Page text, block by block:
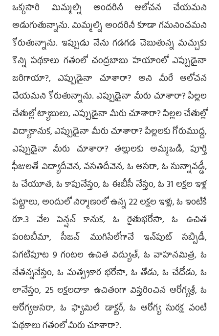
ఒక్కసారి మిమ్మల్ని అందరినీ ఆలోచన చేయమని
అడుగుతున్నాను. మిమ్మల్ని అందరినీ కూడా గమనించమని
కోరుతున్నాను. ఇప్పుడు నేను గడగడ చెబుతున్న మచ్చుకు
కొన్ని పథకాలు గతంలో చంద్రబాబు హయాంలో ఎప్పుడైనా
జరిగాయా?, ఎప్పుడైనా చూశారా? అని మీరే ఆలోచన
చేయమని కోరుతున్నాను. ఎప్పుడైనా మీరు చూశారా? పిల్లల
చేతుల్లో ట్యాబులు, ఎప్పుడైనా మీరు చూశారా? పిల్లల చేతుల్లో
విద్యాకానుక, ఎప్పుడైనా మీరు చూశారా? పిల్లలకు గోరుముద్ద,
ఎప్పుడైనా మీరు చూశారా? తల్లులకు అమ్మఒడి, పూర్తి
ఫీజులతో విద్యాదీవెన, వసతిదీవెన, ఓ ఆసరా, ఓ సున్నావడ్డీ,
ఓ చేయూత, ఓ కాపునేస్తం, ఓ ఈబీసీ నేస్తం, ఓ 31 లక్షల ఇళ్ల
పట్టాలు, అందులో నిర్మాణంలో ఉన్న 22 లక్షల ఇళ్లు, ఓ ఇంటికే
రూ.3 వేల పెన్షన్ కానుక, ఓ రైతుభరోసా, ఓ ఉచిత
పంటబీమా, సీజన్ ముగిసేలోగానే ఇన్‌పుట్ సబ్సిడీ,
పగటిపూట 9 గంటల ఉచిత విద్యుత్, ఓ వాహనమిత్ర, ఓ
నేతన్ననేస్తం, ఓ మత్స్యకార భరోసా, ఓ తోడు, ఓ చేదోడు, ఓ
లానేస్తం, 25 లక్షలదాకా ఉచితంగా విస్తరించిన ఆరోగ్యశ్రీ, ఓ
ఆరోగ్యఆసరా, ఓ ఫ్యామిలీ డాక్టర్, ఓ ఆరోగ్య సురక్ష వంటి
పథకాలు గతంలో మీరు చూశారా?.